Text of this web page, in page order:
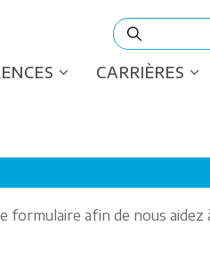
CARRIÈRES
afin de nous aidez